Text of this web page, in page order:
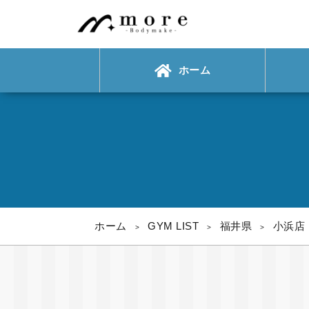
ホーム
ホーム GYM LIST 福井県 小浜店